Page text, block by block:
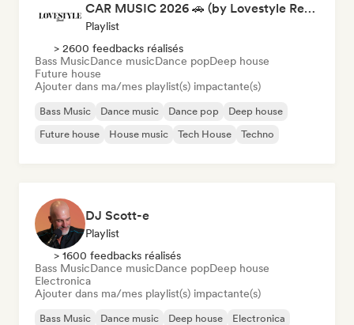
CAR MUSIC 2026 🚗 (by Lovestyle Records)
Playlist
> 2600 feedbacks réalisés
Bass MusicDance musicDance popDeep house
Future house
Ajouter dans ma/mes playlist(s) impactante(s)
Bass Music Dance music Dance pop
Deep house
Future house
House music Tech House Techno
DJ Scott-e
Playlist
> 1600 feedbacks réalisés
Bass MusicDance musicDance popDeep house
Electronica
Ajouter dans ma/mes playlist(s) impactante(s)
Bass Music Dance music Deep house
Electronica